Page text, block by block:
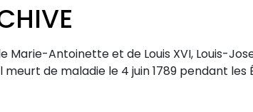
Antoinette et de Louis XVI, Louis-
de maladie le 4 juin 1789 pendant les